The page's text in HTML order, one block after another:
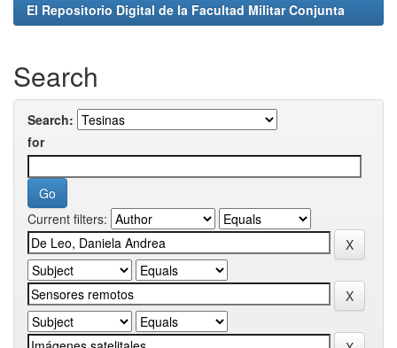
El Repositorio Digital de la Facultad Militar Conjunta
Search
Search:
for
Current filters: